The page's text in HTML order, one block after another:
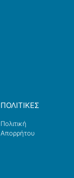
ΠΟΛΙΤΙΚΕΣ
Πολιτική
Απορρήτου